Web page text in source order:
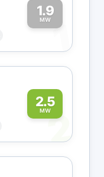
1.9
MW1
2.5
MW2